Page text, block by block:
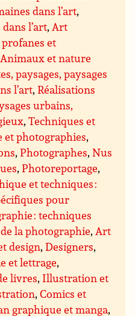
dans l’art,
l’art,Art
profanes et
Animaux et nature
paysages, paysages
l’art,Réalisations
urbains,
,Techniques et
et photographies,
,Photographes,Nus
,Photoreportage,
et techniques :
pour
: techniques
la photographie,Art
design,Designers,
et lettrage,
livres, Illustration et
,Comics et
graphique et manga,